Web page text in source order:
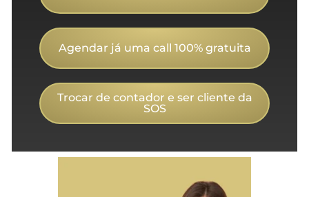
Agendar já uma call 100% gratuita
Trocar de contador e ser cliente da
SOS